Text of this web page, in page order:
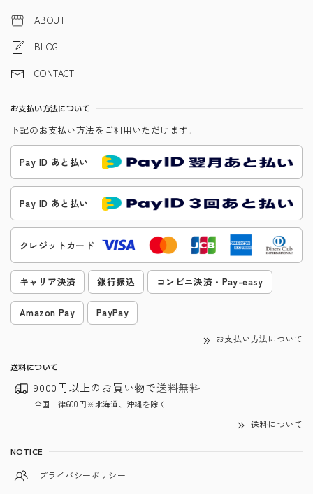
ABOUT
BLOG
CONTACT
お支払い方法について
下記のお支払い方法をご利用いただけます。
Pay ID あと払い
Pay ID あと払い
クレジットカード
キャリア決済 銀行振込 コンビニ決済・Pay-easy
Amazon Pay PayPay
お支払い方法について
送料について
9000円以上のお買い物で送料無料
全国一律600円※北海道、沖縄を除く
送料について
NOTICE
プライバシーポリシー